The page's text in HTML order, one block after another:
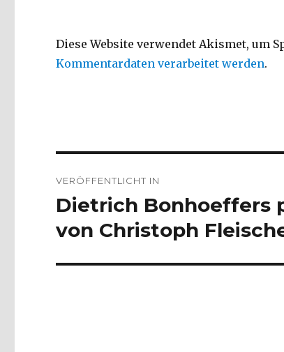
Diese Website verwendet Akismet, um
Kommentardaten verarbeitet werden.
VERÖFFENTLICHT IN
Dietrich Bonhoeffers
von Christoph